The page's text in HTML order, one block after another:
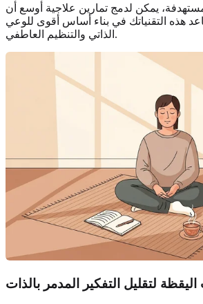
يمكن لدمج تمارين علاجية أوسع أن
هذه التقنياتك في بناء أساس أقوى للوعي
الذاتي والتنظيم العاطفي.
اليقظة لتقليل التفكير المدمر بالذات